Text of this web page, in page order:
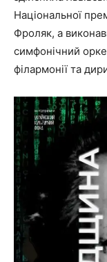
Національної
Фроляк, а
симфонічний
філармонії та